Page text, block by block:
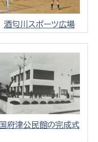
酒匂川スポーツ広場
国府津公民館の完成式